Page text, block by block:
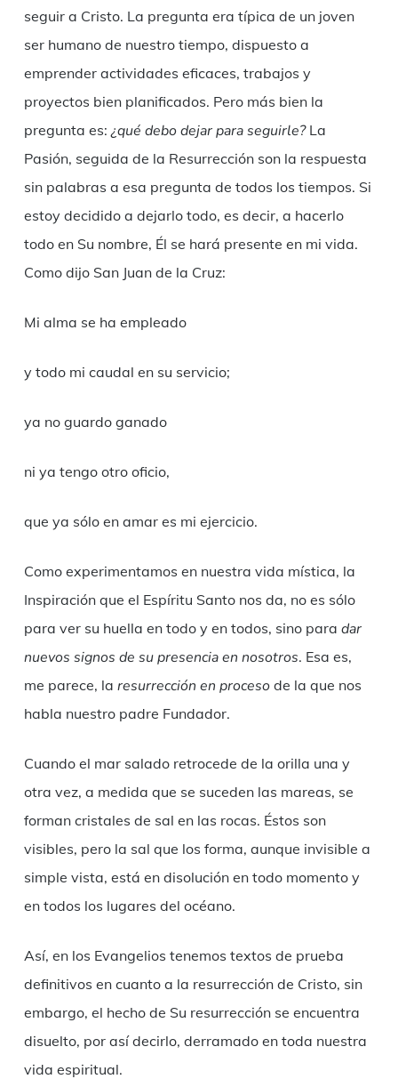
seguir a Cristo. La pregunta era típica de un joven
ser humano de nuestro tiempo, dispuesto a
emprender actividades eficaces, trabajos y
proyectos bien planificados. Pero más bien la
pregunta es: ¿qué debo dejar para seguirle?La
Pasión, seguida de la Resurrección son la respuesta
sin palabras a esa pregunta de todos los tiempos. Si
estoy decidido a dejarlo todo, es decir, a hacerlo
todo en Su nombre, Él se hará presente en mi vida.
Como dijo San Juan de la Cruz:
Mi alma se ha empleado
y todo mi caudal en su servicio;
ya no guardo ganado
ni ya tengo otro oficio,
que ya sólo en amar es mi ejercicio.
Como experimentamos en nuestra vida mística, la
Inspiración que el Espíritu Santo nos da, no es sólo
para ver su huella en todo y en todos, sino para dar
nuevos signos de su presencia en nosotros. Esa es,
me parece, la resurrección en procesode la que nos
habla nuestro padre Fundador.
Cuando el mar salado retrocede de la orilla una y
otra vez, a medida que se suceden las mareas, se
forman cristales de sal en las rocas. Éstos son
visibles, pero la sal que los forma, aunque invisible a
simple vista, está en disolución en todo momento y
en todos los lugares del océano.
Así, en los Evangelios tenemos textos de prueba
definitivos en cuanto a la resurrección de Cristo, sin
embargo, el hecho de Su resurrección se encuentra
disuelto, por así decirlo, derramado en toda nuestra
vida espiritual.